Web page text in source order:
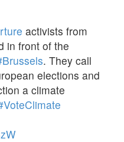
activists from
in front of the
. They call
elections and
a climate